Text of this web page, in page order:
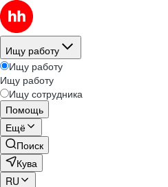
Ищу работу
Ищу работу
Ищу работу
Ищу сотрудника
Помощь
Ещё
Поиск
Кува
RU